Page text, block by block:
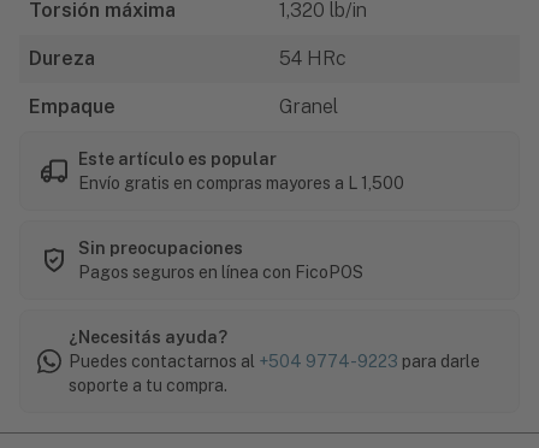
Torsión máxima 1,320 lb/in
Dureza 54 HRc
Empaque Granel
Este artículo es popular
Envío gratis en compras mayores a L 1,500
Sin preocupaciones
Pagos seguros en línea con FicoPOS
¿Necesitás ayuda?
Puedes contactarnos al +504 9774-9223 para darle
soporte a tu compra.